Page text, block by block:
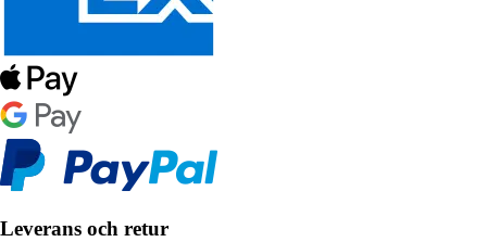
Leverans och retur